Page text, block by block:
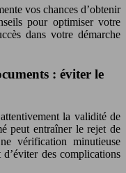
vos chances d’obtenir
pour optimiser votre
dans votre démarche
: éviter le
la validité de
peut entraîner le rejet de
vérification minutieuse
des complications